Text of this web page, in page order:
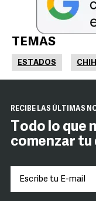
TEMAS
ESTADOS
RECIBE LAS ÚLTIMAS
Todo lo que
comenzar tu